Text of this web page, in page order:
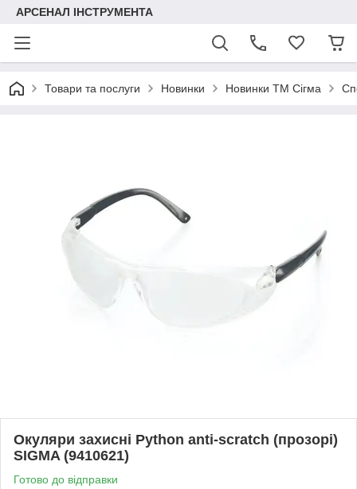
АРСЕНАЛ ІНСТРУМЕНТА
Товари та послуги Новинки Новинки ТМ Сігма
Окуляри захисні Python anti-scratch (прозорі)
SIGMA (9410621)
Готово до відправки